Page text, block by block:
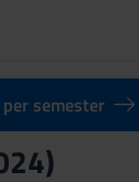
semester